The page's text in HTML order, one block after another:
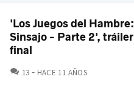
'Los Juegos del Hambre:
Sinsajo - Parte 2', tráiler
final
13 COMENTARIOS
HACE 11 AÑOS